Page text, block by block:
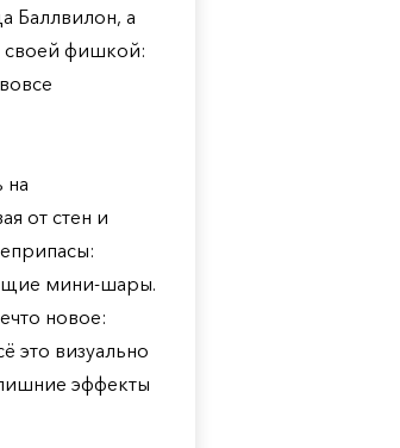
Баллвилон, а
своей фишкой:
на
от стен и
мини-шары.
новое:
это визуально
эффекты